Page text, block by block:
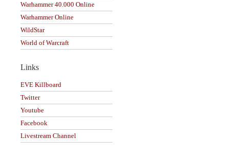
Warhammer 40.000 Online
Warhammer Online
WildStar
World of Warcraft
Links
EVE Killboard
Twitter
Youtube
Facebook
Livestream Channel